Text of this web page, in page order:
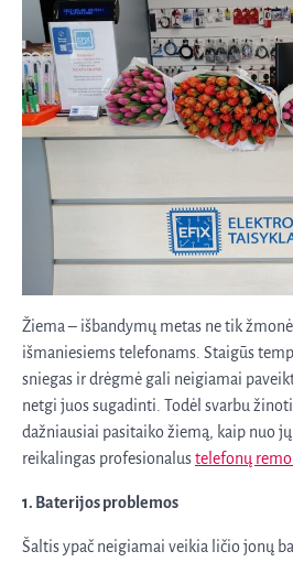
Žiema – išbandymų metas ne tik
išmaniesiems telefonams. Staigūs
sniegas ir drėgmė gali neigiamai
netgi juos sugadinti. Todėl svarbu
dažniausiai pasitaiko žiemą, kaip nuo
reikalingas profesionalustelefonų
1. Baterijos problemos
Šaltis ypač neigiamai veikia ličio jonų